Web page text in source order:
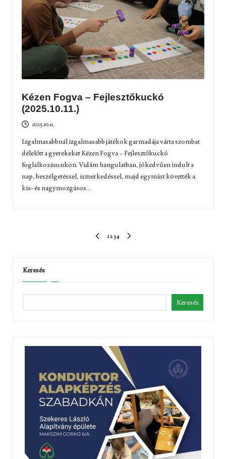
Kézen Fogva – Fejlesztőkuckó
(2025.10.11.)
2025.10.11.
Izgalmasabbnál izgalmasabb játékok garmadája várta szombat
délelőtt a gyerekeket Kézen Fogva – Fejlesztőkuckó
foglalkozásunkon. Vidám hangulatban, jókedvűen indult a
nap, beszélgetéssel, ismerkedéssel, majd egymást követték a
kis- és nagymozgásos...
ELŐZŐ
1 234
Keresés
Keresés